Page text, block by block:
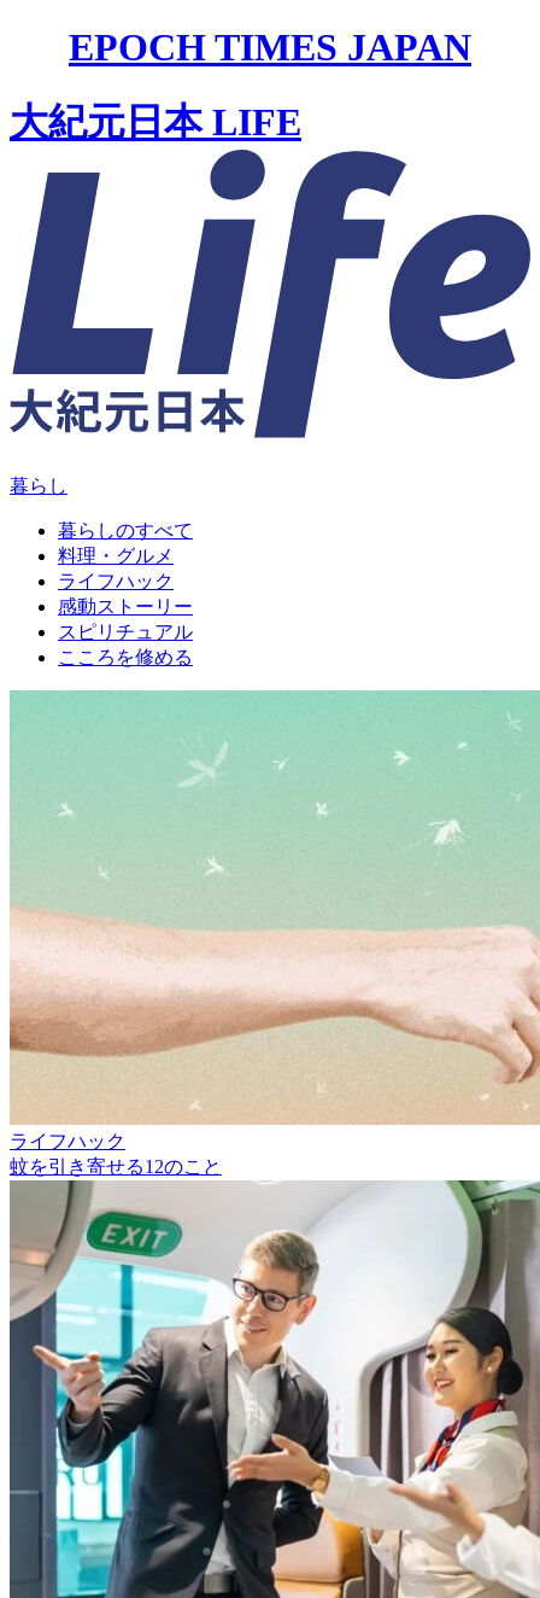
EPOCH TIMES JAPAN
大紀元日本 LIFE
暮らし
暮らしのすべて
料理・グルメ
ライフハック
感動ストーリー
スピリチュアル
こころを修める
ライフハック
蚊を引き寄せる12のこと